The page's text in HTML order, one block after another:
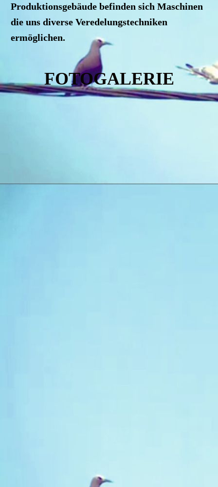
Produktionsgebäude befinden sich Maschinen
die uns diverse Veredelungstechniken
ermöglichen.
FOTOGALERIE